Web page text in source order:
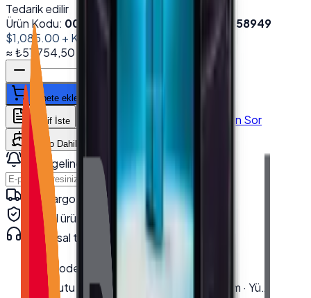
Tedarik edilir
Ürün Kodu: 002139
8684278858949
$1,085.00 + KDV
≈₺51.754,50
Sepete ekle
Teklif İste WhatsApp'tan Sor
Kargo Dahil Fiyat Hesapla
Stok gelince haber ver
Hızlı kargo · kurumsal teslimat
Orijinal ürün · garanti
Kurumsal teknik destek
· 0850 550 15 15
Model
TX-1560M
Kutu Ölçüleri
En 22.5 cm · Boy 62 cm · Yü…